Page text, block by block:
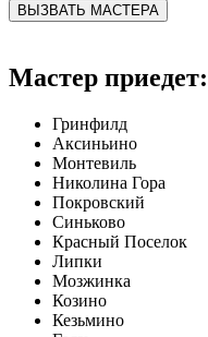
ВЫЗВАТЬ МАСТЕРА
Мастер приедет:
Гринфилд
Аксиньино
Монтевиль
Николина Гора
Покровский
Синьково
Красный Поселок
Липки
Мозжинка
Козино
Кезьмино